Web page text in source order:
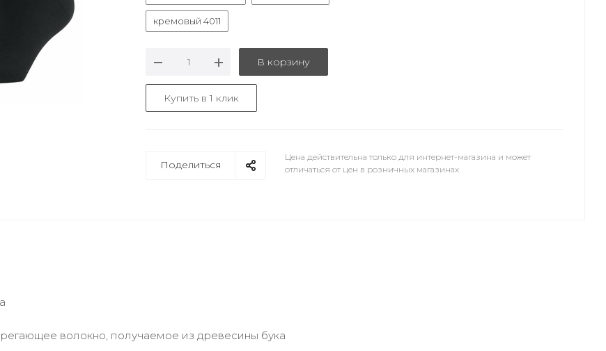
кремовый 4011
В корзину
Купить в 1 клик
Поделиться
Цена действительна только для интернет-магазина и может
отличаться от цен в розничных магазинах
волокно, получаемое из древесины бука